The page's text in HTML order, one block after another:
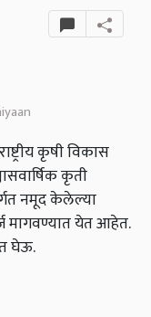
कृषी विकास
कृती
नमूद केलेल्या
मागवण्यात येत आहेत.
घेऊ.